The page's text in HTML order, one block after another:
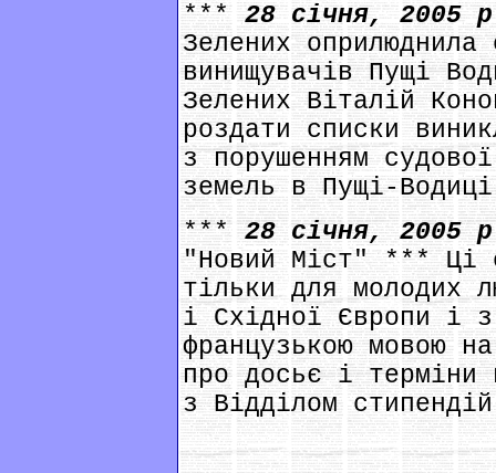
***28 січня, 2005
Зелених оприлюднила
винищувачів Пущі
Зелених Віталій
роздати списки
з порушенням
земель в Пущі-
***28 січня, 2005
"Новий Міст" *** Ці
тільки для молодих
і Східної Європи і
французькою мовою
про досьє і терміни
з Відділом